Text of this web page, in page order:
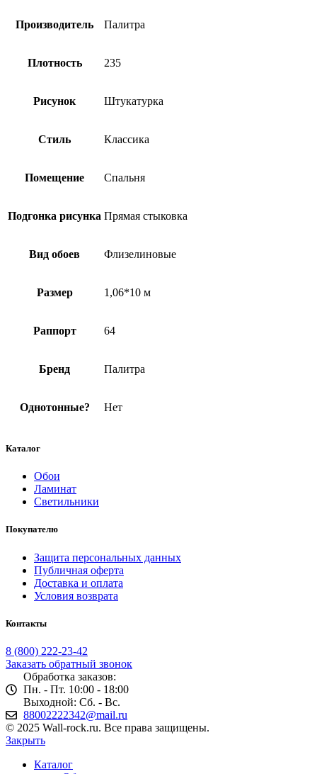
Производитель Палитра
Плотность 235
Рисунок Штукатурка
Стиль Классика
Помещение Спальня
Подгонка рисунка Прямая стыковка
Вид обоев Флизелиновые
Размер 1,06*10 м
Раппорт 64
Бренд Палитра
Однотонные? Нет
Каталог
Обои
Ламинат
Светильники
Покупателю
Защита персональных данных
Публичная оферта
Доставка и оплата
Условия возврата
Контакты
8 (800) 222-23-42
Заказать обратный звонок
Обработка заказов:
Пн. - Пт. 10:00 - 18:00
Выходной: Сб. - Вс.
88002222342@mail.ru
© 2025 Wall-rock.ru. Все права защищены.
Закрыть
Каталог